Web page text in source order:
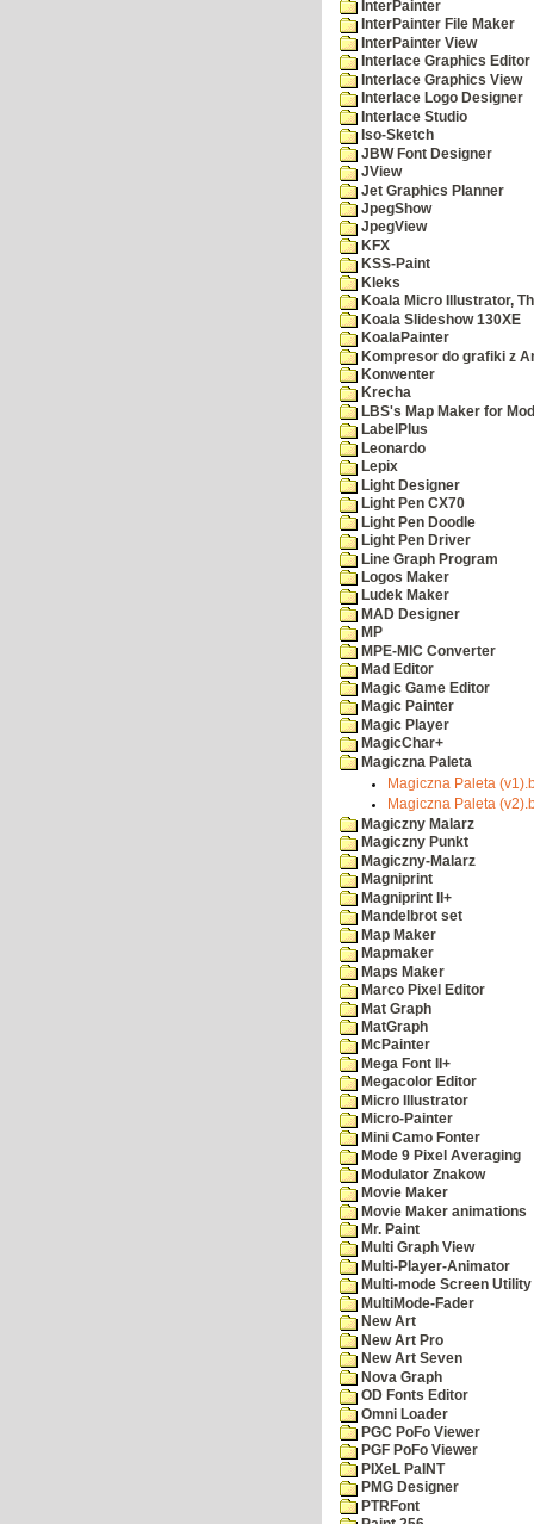
InterPainter
InterPainter File Maker
InterPainter View
Interlace Graphics Editor
Interlace Graphics View
Interlace Logo Designer
Interlace Studio
Iso-Sketch
JBW Font Designer
JView
Jet Graphics Planner
JpegShow
JpegView
KFX
KSS-Paint
Kleks
Koala Micro Illustrator,
Koala Slideshow 130XE
KoalaPainter
Kompresor do grafiki z
Konwenter
Krecha
LBS's Map Maker for
LabelPlus
Leonardo
Lepix
Light Designer
Light Pen CX70
Light Pen Doodle
Light Pen Driver
Line Graph Program
Logos Maker
Ludek Maker
MAD Designer
MP
MPE-MIC Converter
Mad Editor
Magic Game Editor
Magic Painter
Magic Player
MagicChar+
Magiczna Paleta
Magiczna Paleta
Magiczna Paleta
Magiczny Malarz
Magiczny Punkt
Magiczny-Malarz
Magniprint
Magniprint II+
Mandelbrot set
Map Maker
Mapmaker
Maps Maker
Marco Pixel Editor
Mat Graph
MatGraph
McPainter
Mega Font II+
Megacolor Editor
Micro Illustrator
Micro-Painter
Mini Camo Fonter
Mode 9 Pixel Averaging
Modulator Znakow
Movie Maker
Movie Maker animations
Mr. Paint
Multi Graph View
Multi-Player-Animator
Multi-mode Screen Utility
MultiMode-Fader
New Art
New Art Pro
New Art Seven
Nova Graph
OD Fonts Editor
Omni Loader
PGC PoFo Viewer
PGF PoFo Viewer
PIXeL PaINT
PMG Designer
PTRFont